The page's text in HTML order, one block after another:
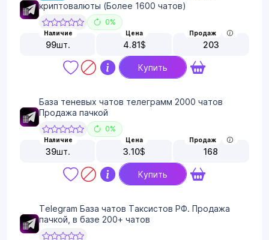
криптовалюты (Более 1600 чатов)
0%
Наличие
99шт.
Цена
4.81$
Продаж
203
Купить
База теневых чатов телеграмм 2000 чатов
Продажа пачкой
0%
Наличие
39шт.
Цена
3.10$
Продаж
168
Купить
Telegram База чатов Таксистов РФ. Продажа
пачкой, в базе 200+ чатов